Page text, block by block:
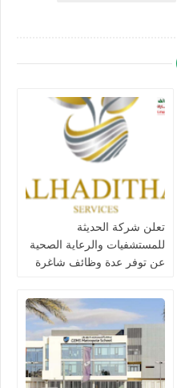
تعلن شركة الحديثة
للمستشفيات والرعاية الصحية
عن توفر عدة وظائف شاغرة
في دبي وأبوظبي